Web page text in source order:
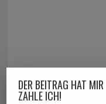
DER BEITRAG HAT
ZAHLE ICH!